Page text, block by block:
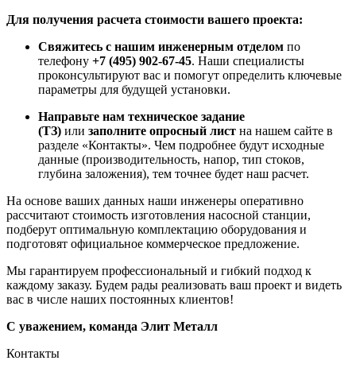
Для получения расчета стоимости вашего проекта:
Свяжитесь с нашим инженерным отделом по
телефону +7 (495) 902-67-45. Наши специалисты
проконсультируют вас и помогут определить ключевые
параметры для будущей установки.
Направьте нам техническое задание
(ТЗ) или заполните опросный лист на нашем сайте в
разделе «Контакты». Чем подробнее будут исходные
данные (производительность, напор, тип стоков,
глубина заложения), тем точнее будет наш расчет.
На основе ваших данных наши инженеры оперативно
рассчитают стоимость изготовления насосной станции,
подберут оптимальную комплектацию оборудования и
подготовят официальное коммерческое предложение.
Мы гарантируем профессиональный и гибкий подход к
каждому заказу. Будем рады реализовать ваш проект и видеть
вас в числе наших постоянных клиентов!
С уважением, команда Элит Металл
Контакты